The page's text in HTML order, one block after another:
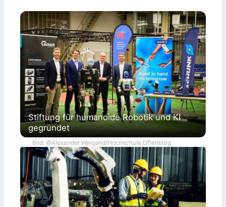
Stiftung für humanoide Robotik und KI
gegründet
Bild: ©Alexander Weigand/Hochschule Offenburg